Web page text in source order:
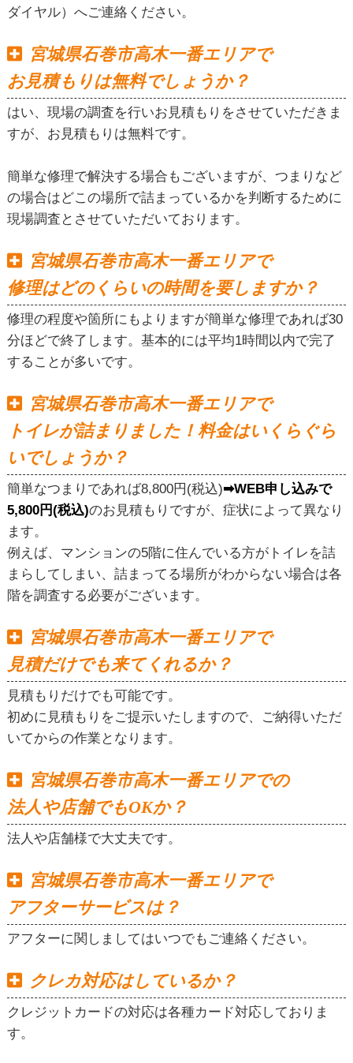
ダイヤル）へご連絡ください。
宮城県石巻市高木一番エリアで
お見積もりは無料でしょうか？
はい、現場の調査を行いお見積もりをさせていただきま
すが、お見積もりは無料です。
簡単な修理で解決する場合もございますが、つまりなど
の場合はどこの場所で詰まっているかを判断するために
現場調査とさせていただいております。
宮城県石巻市高木一番エリアで
修理はどのくらいの時間を要しますか？
修理の程度や箇所にもよりますが簡単な修理であれば30
分ほどで終了します。基本的には平均1時間以内で完了
することが多いです。
宮城県石巻市高木一番エリアで
トイレが詰まりました！料金はいくらぐら
いでしょうか？
簡単なつまりであれば8,800円(税込)➡WEB申し込みで
5,800円(税込)のお見積もりですが、症状によって異なり
ます。
例えば、マンションの5階に住んでいる方がトイレを詰
まらしてしまい、詰まってる場所がわからない場合は各
階を調査する必要がございます。
宮城県石巻市高木一番エリアで
見積だけでも来てくれるか？
見積もりだけでも可能です。
初めに見積もりをご提示いたしますので、ご納得いただ
いてからの作業となります。
宮城県石巻市高木一番エリアでの
法人や店舗でもOKか？
法人や店舗様で大丈夫です。
宮城県石巻市高木一番エリアで
アフターサービスは？
アフターに関しましてはいつでもご連絡ください。
クレカ対応はしているか？
クレジットカードの対応は各種カード対応しておりま
す。